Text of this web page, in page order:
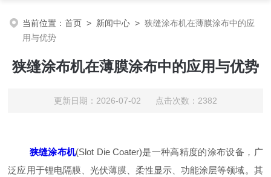
当前位置：首页 > 新闻中心 >狭缝涂布机在薄膜涂布中的应
用与优势
狭缝涂布机在薄膜涂布中的应用与优势
更新日期：2026-07-02 点击次数：2382
狭缝涂布机(Slot Die Coater)是一种高精度的涂布设备，广
泛应用于锂电隔膜、光伏薄膜、柔性显示、功能涂层等领域。其